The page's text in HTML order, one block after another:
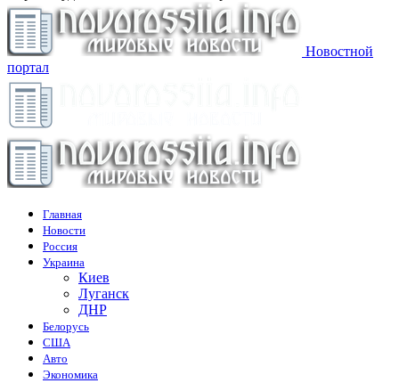
Новостной
портал
Главная
Новости
Россия
Украина
Киев
Луганск
ДНР
Белорусь
США
Авто
Экономика